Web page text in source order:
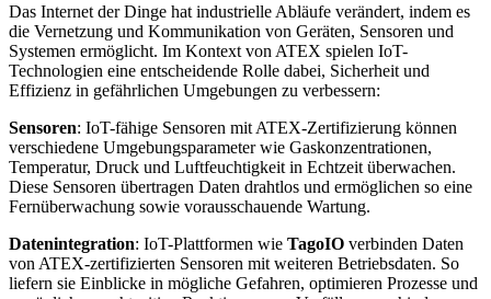
Das Internet der Dinge hat industrielle Abläufe verändert, indem es
die Vernetzung und Kommunikation von Geräten, Sensoren und
Systemen ermöglicht. Im Kontext von ATEX spielen IoT-
Technologien eine entscheidende Rolle dabei, Sicherheit und
Effizienz in gefährlichen Umgebungen zu verbessern:
Sensoren: IoT-fähige Sensoren mit ATEX-Zertifizierung können
verschiedene Umgebungsparameter wie Gaskonzentrationen,
Temperatur, Druck und Luftfeuchtigkeit in Echtzeit überwachen.
Diese Sensoren übertragen Daten drahtlos und ermöglichen so eine
Fernüberwachung sowie vorausschauende Wartung.
Datenintegration: IoT-Plattformen wie TagoIO verbinden Daten
von ATEX-zertifizierten Sensoren mit weiteren Betriebsdaten. So
liefern sie Einblicke in mögliche Gefahren, optimieren Prozesse und